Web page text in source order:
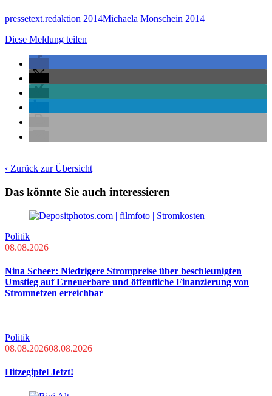
pressetext.redaktion 2014Michaela Monschein 2014
Diese Meldung teilen
‹ Zurück zur Übersicht
Das könnte Sie auch interessieren
Politik
08.08.2026
Nina Scheer: Niedrigere Strompreise über beschleunigten
Umstieg auf Erneuerbare und öffentliche Finanzierung von
Stromnetzen erreichbar
Politik
08.08.202608.08.2026
Hitzegipfel Jetzt!